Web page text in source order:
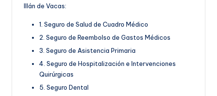
Illán de Vacas:
1. Seguro de Salud de Cuadro Médico
2. Seguro de Reembolso de Gastos Médicos
3. Seguro de Asistencia Primaria
4. Seguro de Hospitalización e Intervenciones
Quirúrgicas
5. Seguro Dental